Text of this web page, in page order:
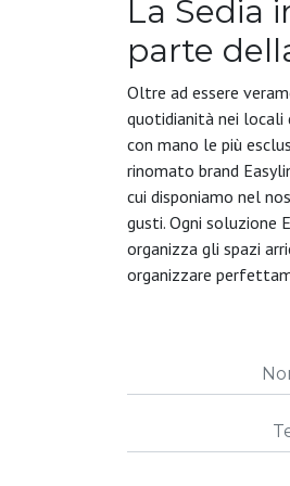
La Sedia
parte
Oltre ad essere
quotidianità nei locali
con mano le più
rinomato brand
cui disponiamo nel
gusti. Ogni soluzione
organizza gli spazi
organizzare